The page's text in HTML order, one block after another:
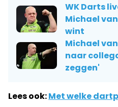
WK Darts
Michael
wint
Michael
naar
zeggen'
Lees ook:Met welke